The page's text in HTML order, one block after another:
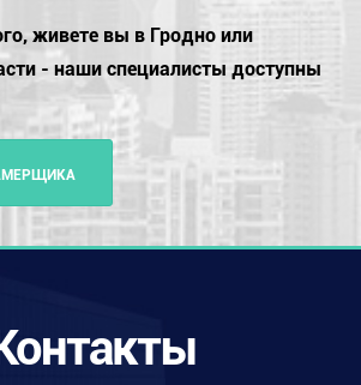
живете вы в Гродно или
- наши специалисты доступны